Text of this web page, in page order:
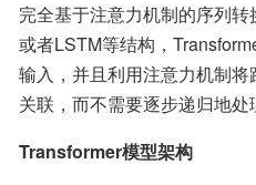
完全基于注意力机制的序列
或者LSTM等结构，
输入，并且利用注意力机制
关联，而不需要逐步递归地处
Transformer模型架构